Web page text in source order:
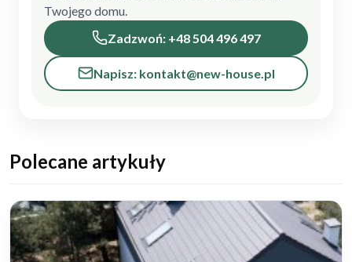
Twojego domu.
Zadzwoń: +48 504 496 497
Napisz: kontakt@new-house.pl
Polecane artykuły